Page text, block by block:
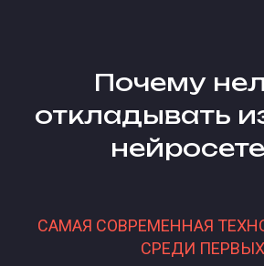
Почему
откладывать
САМАЯ СОВРЕМЕННАЯ
СРЕДИ